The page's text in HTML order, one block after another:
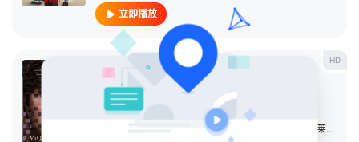
立即播放
HD
我亲爱的小姐
电影
西班牙
导演：费尔南多·冈萨雷斯·莫利纳
Martínez / 安娜·卡斯蒂罗 帕科·莱昂